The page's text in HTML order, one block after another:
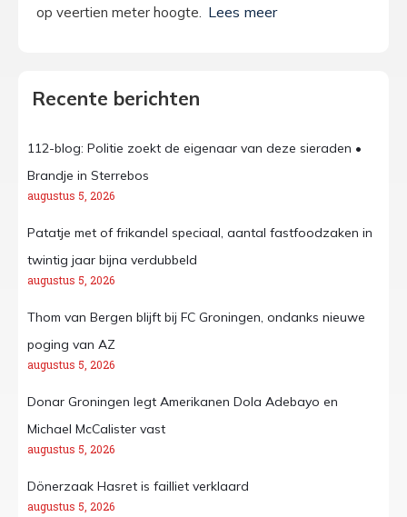
op veertien meter hoogte.
Recente berichten
112-blog: Politie zoekt de eigenaar van deze sieraden •
Brandje in Sterrebos
augustus 5, 2026
Patatje met of frikandel speciaal, aantal fastfoodzaken in
twintig jaar bijna verdubbeld
augustus 5, 2026
Thom van Bergen blijft bij FC Groningen, ondanks nieuwe
poging van AZ
augustus 5, 2026
Donar Groningen legt Amerikanen Dola Adebayo en
Michael McCalister vast
augustus 5, 2026
Dönerzaak Hasret is failliet verklaard
augustus 5, 2026